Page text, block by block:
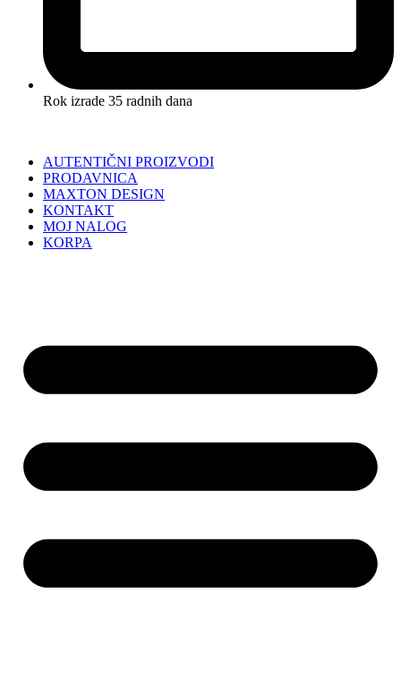
Rok izrade 35 radnih dana
AUTENTIČNI PROIZVODI
PRODAVNICA
MAXTON DESIGN
KONTAKT
MOJ NALOG
KORPA